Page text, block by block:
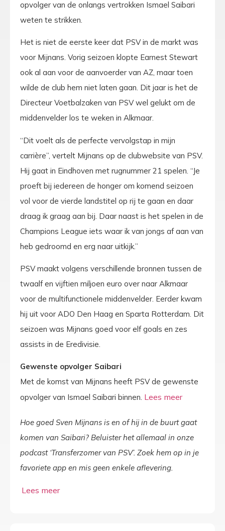
opvolger van de onlangs vertrokken Ismael Saibari
weten te strikken.
Het is niet de eerste keer dat PSV in de markt was
voor Mijnans. Vorig seizoen klopte Earnest Stewart
ook al aan voor de aanvoerder van AZ, maar toen
wilde de club hem niet laten gaan. Dit jaar is het de
Directeur Voetbalzaken van PSV wel gelukt om de
middenvelder los te weken in Alkmaar.
“Dit voelt als de perfecte vervolgstap in mijn
carrière”, vertelt Mijnans op de clubwebsite van PSV.
Hij gaat in Eindhoven met rugnummer 21 spelen. “Je
proeft bij iedereen de honger om komend seizoen
vol voor de vierde landstitel op rij te gaan en daar
draag ik graag aan bij. Daar naast is het spelen in de
Champions League iets waar ik van jongs af aan van
heb gedroomd en erg naar uitkijk.”
PSV maakt volgens verschillende bronnen tussen de
twaalf en vijftien miljoen euro over naar Alkmaar
voor de multifunctionele middenvelder. Eerder kwam
hij uit voor ADO Den Haag en Sparta Rotterdam. Dit
seizoen was Mijnans goed voor elf goals en zes
assists in de Eredivisie.
Gewenste opvolger Saibari
Met de komst van Mijnans heeft PSV de gewenste
opvolger van Ismael Saibari binnen.
Hoe goed Sven Mijnans is en of hij in de buurt gaat
komen van Saibari? Beluister het allemaal in onze
podcast ‘Transferzomer van PSV’. Zoek hem op in je
favoriete app en mis geen enkele aflevering.